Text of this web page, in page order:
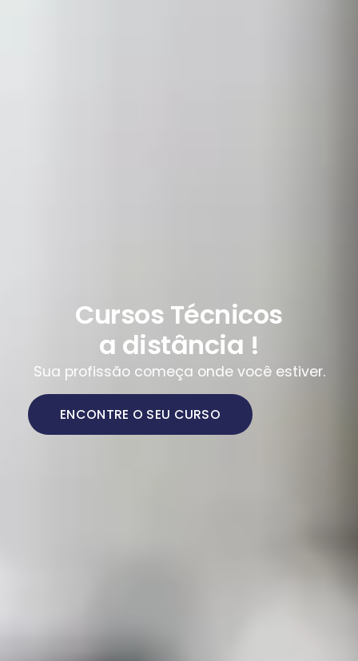
Cursos Técnicos
a distância !
Sua profissão começa onde você estiver.
ENCONTRE O SEU CURSO